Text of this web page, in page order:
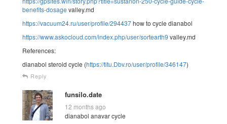
benefits-dosage valley.md
https://vacuum24.ru/user/profile/294437how to cycle dianabol
https://www.askocloud.com/index.php/user/sortearth9 valley.md
References:
dianabol steroid cycle (https://titu.Dbv.ro/user/profile/346147)
Reply
funsilo.date
12 months ago
dianabol anavar cycle